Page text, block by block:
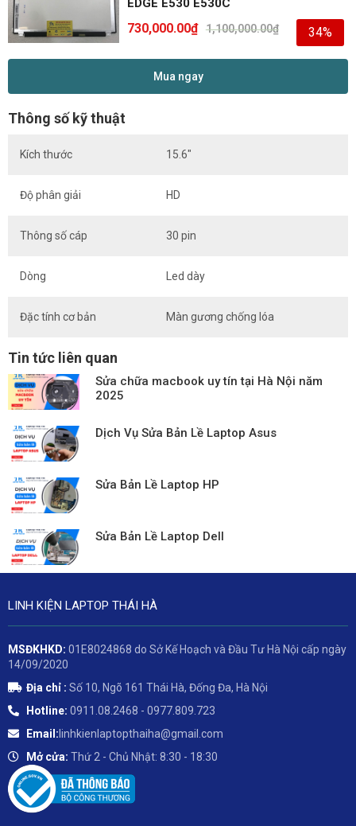
EDGE E530 E530C
1,100,000.00₫
730,000.00₫ 34%
Mua ngay
Thông số kỹ thuật
Kích thước 15.6″
Độ phân giải HD
Thông số cáp 30 pin
Dòng Led dày
Đặc tính cơ bản Màn gương chống lóa
Tin tức liên quan
Sửa chữa macbook uy tín tại Hà Nội năm
2025
Dịch Vụ Sửa Bản Lề Laptop Asus
Sửa Bản Lề Laptop HP
Sửa Bản Lề Laptop Dell
LINH KIỆN LAPTOP THÁI HÀ
MSĐKHKD: 01E8024868 do Sở Kế Hoạch và Đầu Tư Hà Nội cấp ngày
14/09/2020
Địa chỉ : Số 10, Ngõ 161 Thái Hà, Đống Đa, Hà Nội
Hotline: 0911.08.2468 - 0977.809.723
Email: linhkienlaptopthaiha@gmail.com
Mở cửa: Thứ 2 - Chủ Nhật: 8:30 - 18:30